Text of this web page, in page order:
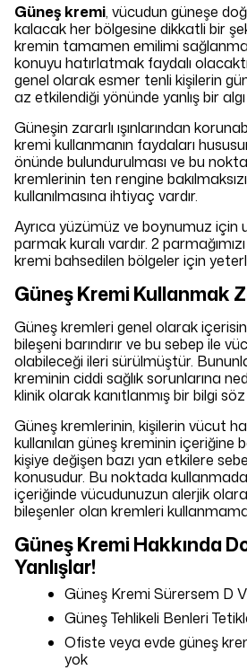
Güneş kremi, vücudun güneşe
kalacak her bölgesine dikkatli bir
kremin tamamen emilimi
konuyu hatırlatmak faydalı
genel olarak esmer tenli kişilerin
az etkilendiği yönünde yanlış bir
Güneşin zararlı ışınlarından
kremi kullanmanın faydaları
önünde bulundurulması ve bu
kremlerinin ten rengine
kullanılmasına ihtiyaç vardır.
Ayrıca yüzümüz ve boynumuz için
parmak kuralı vardır. 2
kremi bahsedilen bölgeler için
Güneş Kremi Kullanmak
Güneş kremleri genel olarak
bileşeni barındırır ve bu sebep ile
olabileceği ileri sürülmüştür.
kreminin ciddi sağlık sorunlarına
klinik olarak kanıtlanmış bir bilgi
Güneş kremlerinin, kişilerin vücut
kullanılan güneş kreminin içeriğine
kişiye değişen bazı yan etkilere
konusudur. Bu noktada
içeriğinde vücudunuzun alerjik
bileşenler olan kremleri
Güneş Kremi Hakkında
Yanlışlar!
Güneş Kremi Sürersem D
Güneş Tehlikeli Benleri
Ofiste veya evde güneş
yok